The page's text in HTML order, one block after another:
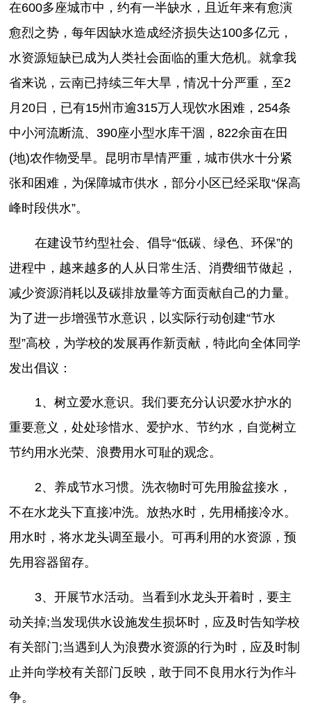
在600多座城市中，约有一半缺水，且近年来有愈演
愈烈之势，每年因缺水造成经济损失达100多亿元，
水资源短缺已成为人类社会面临的重大危机。就拿我
省来说，云南已持续三年大旱，情况十分严重，至2
月20日，已有15州市逾315万人现饮水困难，254条
中小河流断流、390座小型水库干涸，822余亩在田
(地)农作物受旱。昆明市旱情严重，城市供水十分紧
张和困难，为保障城市供水，部分小区已经采取“保高
峰时段供水”。
在建设节约型社会、倡导“低碳、绿色、环保”的
进程中，越来越多的人从日常生活、消费细节做起，
减少资源消耗以及碳排放量等方面贡献自己的力量。
为了进一步增强节水意识，以实际行动创建“节水
型”高校，为学校的发展再作新贡献，特此向全体同学
发出倡议：
1、树立爱水意识。我们要充分认识爱水护水的
重要意义，处处珍惜水、爱护水、节约水，自觉树立
节约用水光荣、浪费用水可耻的观念。
2、养成节水习惯。洗衣物时可先用脸盆接水，
不在水龙头下直接冲洗。放热水时，先用桶接冷水。
用水时，将水龙头调至最小。可再利用的水资源，预
先用容器留存。
3、开展节水活动。当看到水龙头开着时，要主
动关掉;当发现供水设施发生损坏时，应及时告知学校
有关部门;当遇到人为浪费水资源的行为时，应及时制
止并向学校有关部门反映，敢于同不良用水行为作斗
争。